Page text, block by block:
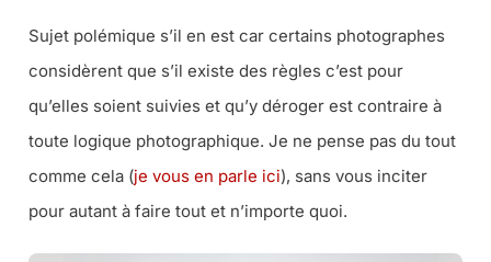
Sujet polémique s’il en est car certains photographes
considèrent que s’il existe des règles c’est pour
qu’elles soient suivies et qu’y déroger est contraire à
toute logique photographique. Je ne pense pas du tout
comme cela (je vous en parle ici), sans vous inciter
pour autant à faire tout et n’importe quoi.